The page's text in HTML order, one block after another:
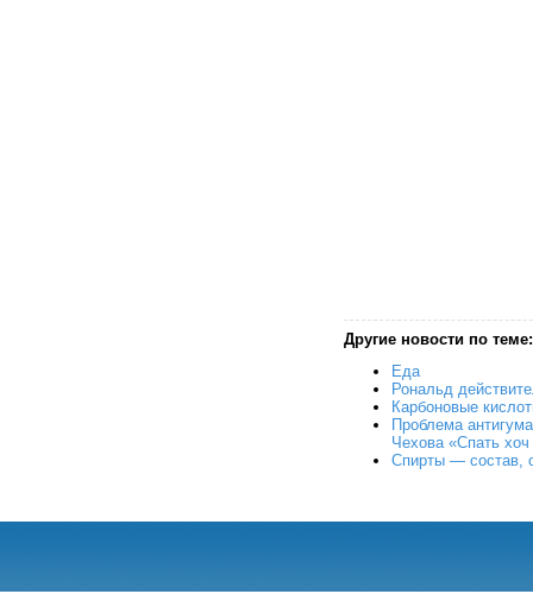
Другие новости по теме:
Еда
Рональд
Карбоновые
Проблема
Чехова «Спать
Спирты — состав,